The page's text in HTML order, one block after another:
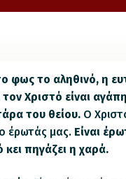
φως το αληθινό, η
Χριστό είναι
του θείου. Ο
έρωτάς μας. Είναι
πηγάζει η χαρά.